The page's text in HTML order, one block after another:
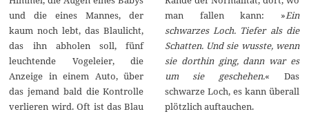
und die eines Mannes, der
kaum noch lebt, das Blaulicht,
das ihn abholen soll, fünf
leuchtende Vogeleier, die
Anzeige in einem Auto, über
das jemand bald die Kontrolle
verlieren wird. Oft ist das Blau
man fallen kann: »Ein
schwarzes Loch. Tiefer als die
Schatten. Und sie wusste, wenn
sie dorthin ging, dann war es
um sie geschehen.« Das
schwarze Loch, es kann überall
plötzlich auftauchen.